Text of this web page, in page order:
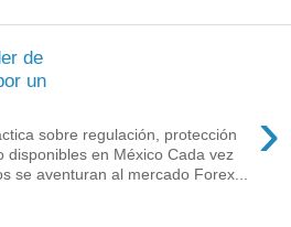
de
un
›
sobre regulación, protección
disponibles en México Cada vez
se aventuran al mercado Forex...